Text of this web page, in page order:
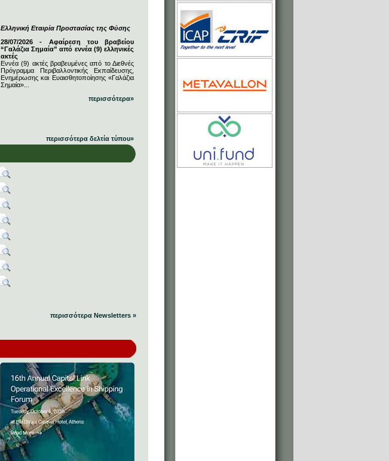
Ελληνική Εταιρία Προστασίας της Φύσης
28/07/2026 - Αφαίρεση του βραβείου
“Γαλάζια Σημαία” από εννέα (9) ελληνικές
ακτές
Εννέα (9) ακτές βραβευμένες από το Διεθνές
Πρόγραμμα Περιβαλλοντικής Εκπαίδευσης,
Ενημέρωσης και Ευαισθητοποίησης «Γαλάζια
Σημαία»...
περισσότερα»
περισσότερα δελτία τύπου»
περισσότερα Newsletters »